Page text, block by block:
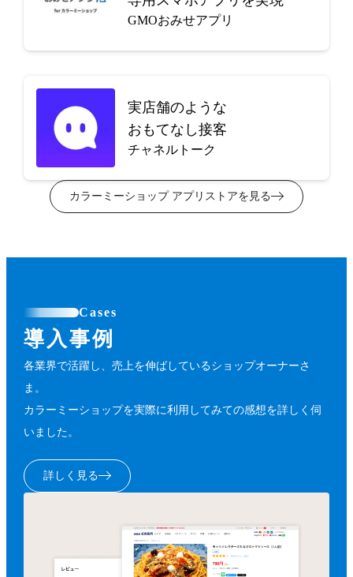
GMOおみせアプリ
実店舗のような
おもてなし接客
チャネルトーク
カラーミーショップ アプリストアを見る
Cases
導入事例
各業界で活躍し、売上を伸ばしているショップオーナーさ
ま。
カラーミーショップを実際に利用してみての感想を詳しく伺
いました。
詳しく見る